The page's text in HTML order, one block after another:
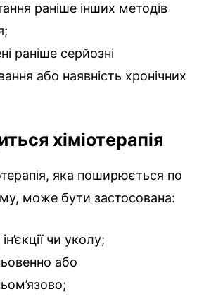
раніше інших методів
раніше серйозні
або наявність хронічних
хіміотерапія
яка поширюється по
може бути застосована:
чи уколу;
або